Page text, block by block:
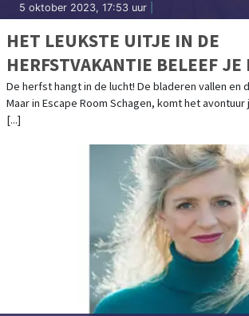
5 oktober 2023, 17:53 uur
HET LEUKSTE UITJE IN DE
HERFSTVAKANTIE BELEEF JE
ROOM SCHAGEN!
De herfst hangt in de lucht! De bladeren vallen en
Maar in Escape Room Schagen, komt het
[...]